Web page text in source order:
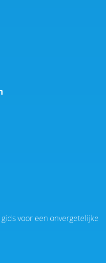
voor een onvergetelijke